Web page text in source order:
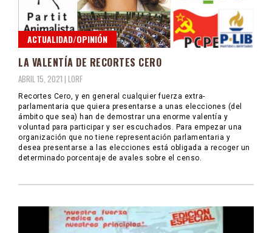
ACTUALIDAD/OPINIÓN
LA VALENTÍA DE RECORTES CERO
ABRIL 15, 2021 | LORF
Recortes Cero, y en general cualquier fuerza extra-
parlamentaria que quiera presentarse a unas elecciones (del
ámbito que sea) han de demostrar una enorme valentía y
voluntad para participar y ser escuchados. Para empezar una
organización que no tiene representación parlamentaria y
desea presentarse a las elecciones está obligada a recoger un
determinado porcentaje de avales sobre el censo.